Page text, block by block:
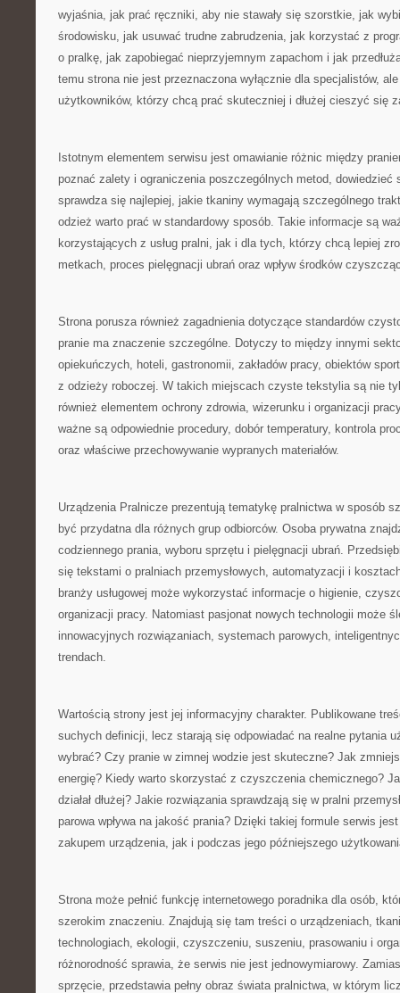
wyjaśnia, jak prać ręczniki, aby nie stawały się szorstkie, jak
środowisku, jak usuwać trudne zabrudzenia, jak korzystać z
o pralkę, jak zapobiegać nieprzyjemnym zapachom i jak
temu strona nie jest przeznaczona wyłącznie dla specjalistów,
użytkowników, którzy chcą prać skuteczniej i dłużej cieszyć się
Istotnym elementem serwisu jest omawianie różnic między
poznać zalety i ograniczenia poszczególnych metod, dowiedzieć
sprawdza się najlepiej, jakie tkaniny wymagają szczególnego
odzież warto prać w standardowy sposób. Takie informacje są
korzystających z usług pralni, jak i dla tych, którzy chcą lepiej
metkach, proces pielęgnacji ubrań oraz wpływ środków
Strona porusza również zagadnienia dotyczące standardów
pranie ma znaczenie szczególne. Dotyczy to między innymi
opiekuńczych, hoteli, gastronomii, zakładów pracy, obiektów
z odzieży roboczej. W takich miejscach czyste tekstylia są nie
również elementem ochrony zdrowia, wizerunku i organizacji
ważne są odpowiednie procedury, dobór temperatury, kontrola
oraz właściwe przechowywanie wypranych materiałów.
Urządzenia Pralnicze prezentują tematykę pralnictwa w sposób
być przydatna dla różnych grup odbiorców. Osoba prywatna
codziennego prania, wyboru sprzętu i pielęgnacji ubrań.
się tekstami o pralniach przemysłowych, automatyzacji i
branży usługowej może wykorzystać informacje o higienie,
organizacji pracy. Natomiast pasjonat nowych technologii może
innowacyjnych rozwiązaniach, systemach parowych,
trendach.
Wartością strony jest jej informacyjny charakter. Publikowane
suchych definicji, lecz starają się odpowiadać na realne pytania
wybrać? Czy pranie w zimnej wodzie jest skuteczne? Jak
energię? Kiedy warto skorzystać z czyszczenia chemicznego?
działał dłużej? Jakie rozwiązania sprawdzają się w pralni
parowa wpływa na jakość prania? Dzięki takiej formule serwis
zakupem urządzenia, jak i podczas jego późniejszego
Strona może pełnić funkcję internetowego poradnika dla osób,
szerokim znaczeniu. Znajdują się tam treści o urządzeniach,
technologiach, ekologii, czyszczeniu, suszeniu, prasowaniu i
różnorodność sprawia, że serwis nie jest jednowymiarowy.
sprzęcie, przedstawia pełny obraz świata pralnictwa, w którym